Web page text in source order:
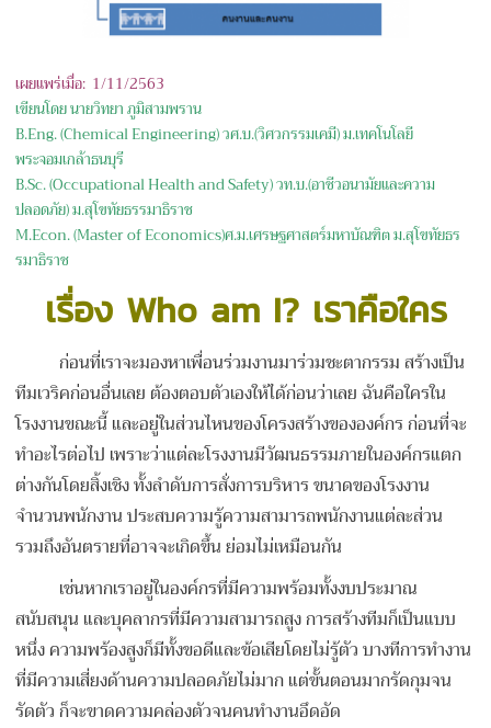
เผยแพร่เมื่อ: 1/11/2563
เขียนโดย นายวิทยา ภูมิสามพราน
B.Eng. (Chemical Engineering) วศ.บ.(วิศวกรรมเคมี) ม.เทคโนโลยี
พระจอมเกล้าธนบุรี
B.Sc. (Occupational Health and Safety) วท.บ.(อาชีวอนามัยและความ
ปลอดภัย) ม.สุโขทัยธรรมาธิราช
M.Econ. (Master of Economics)ศ.ม.เศรษฐศาสตร์มหาบัณฑิต ม.สุโขทัยธร
รมาธิราช
เรื่อง Who am I? เราคือใคร
ก่อนที่เราจะมองหาเพื่อนร่วมงานมาร่วมชะตากรรม สร้างเป็น
ทีมเวริคก่อนอื่นเลย ต้องตอบตัวเองให้ได้ก่อนว่าเลย ฉันคือใครใน
โรงงานขณะนี้ และอยู่ในส่วนไหนของโครงสร้างขององค์กร ก่อนที่จะ
ทำอะไรต่อไป เพราะว่าแต่ละโรงงานมีวัฒนธรรมภายในองค์กรแตก
ต่างกันโดยสิ้งเชิง ทั้งลำดับการสั่งการบริหาร ขนาดของโรงงาน
จำนวนพนักงาน ประสบความรู้ความสามารถพนักงานแต่ละส่วน
รวมถึงอันตรายที่อาจจะเกิดขึ้น ย่อมไม่เหมือนกัน
เช่นหากเราอยู่ในองค์กรที่มีความพร้อมทั้งงบประมาณ
สนับสนุน และบุคลากรที่มีความสามารถสูง การสร้างทีมก็เป็นแบบ
หนึ่ง ความพร้องสูงก็มีทั้งขอดีและข้อเสียโดยไม่รู้ตัว บางทีการทำงาน
ที่มีความเสี่ยงด้านความปลอดภัยไม่มาก แต่ขั้นตอนมากรัดกุมจน
รัดตัว ก็จะขาดความคล่องตัวจนคนทำงานอึดอัด